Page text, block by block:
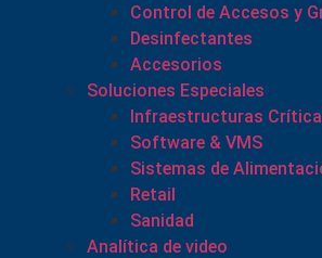
Control de Accesos y
Desinfectantes
Accesorios
Soluciones Especiales
Infraestructuras
Software & VMS
Sistemas de
Retail
Sanidad
Analítica de video